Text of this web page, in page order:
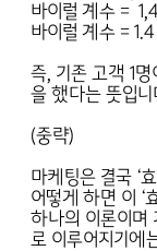
바이럴 계수 =
바이럴 계수 = 1.4
즉, 기존 고객 1
을 했다는 뜻입니
(중략)
마케팅은 결국 ‘
어떻게 하면 이 ‘
하나의 이론이며
로 이루어지기에